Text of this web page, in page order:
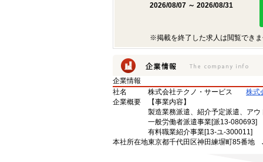
2026/08/07 ～ 2026/08/31
※掲載を終了した求人は閲覧でき
企業情報
社名
株式会社テクノ・サービス
株式
企業概要
【事業内容】
製造業務派遣、紹介予定派遣、アウ
一般労働者派遣事業[派13-080693]
有料職業紹介事業[13-ユ-300011]
本社所在地東京都千代田区神田練塀町85番地